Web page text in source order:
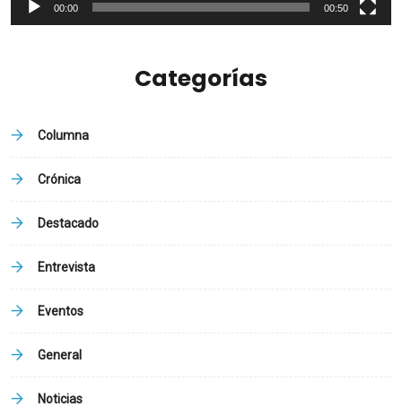
00:00 00:50
Categorías
Columna
Crónica
Destacado
Entrevista
Eventos
General
Noticias